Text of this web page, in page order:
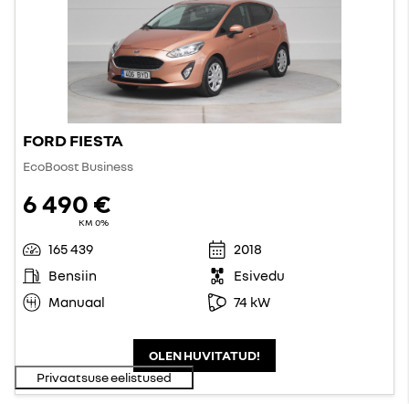
FORD FIESTA
EcoBoost Business
6 490 €
KM 0%
165 439
2018
Bensiin
Esivedu
Manuaal
74 kW
OLEN HUVITATUD!